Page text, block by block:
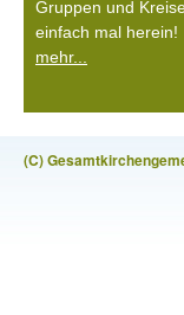
Gruppen und
einfach mal herein!
mehr...
(C)